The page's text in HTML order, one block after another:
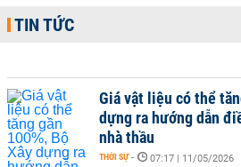
TIN TỨC
Giá vật liệu có thể
dựng ra hướng dẫn
nhà thầu
THỜI SỰ - 07:17 | 11/05/2026